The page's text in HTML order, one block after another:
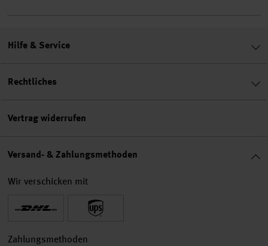
Hilfe & Service
Rechtliches
Vertrag widerrufen
Versand- & Zahlungsmethoden
Wir verschicken mit
Zahlungsmethoden